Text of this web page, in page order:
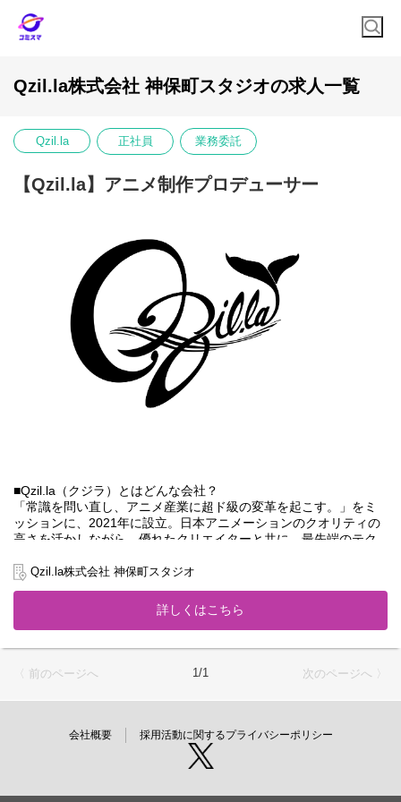
Qzil.la株式会社 神保町スタジオの求人一覧
Qzil.la 正社員 業務委託
【Qzil.la】アニメ制作プロデューサー
■Qzil.la（クジラ）とはどんな会社？
「常識を問い直し、アニメ産業に超ド級の変革を起こす。」をミ
ッションに、2021年に設立。日本アニメーションのクオリティの
高さを活かしながら、優れたクリエイターと共に、最先端のテク
すコンテンツスタジオです。
設立から5年。ショートアニメの実績をもとに、グローバル、シリ
ーズ・長編アニメ、その他各種プロデュース作品を手掛ける中
で、独自のポジションを築き、大きく成長をしてきました。
■本ポジションの特性とミッション
Qzil.laでは、優れた作品は優れたクリエイターから生み出されると
いう考えの下、業界の最も旬なクリエイターや各種パートナー企
業と連携し、強固な制作チームを組成しています。本ポジション
指し続け、案件ごとに最適化したコンテンツ制作体制を構築し、
作品づくりに向き合っていただくことを期待します。
・ビックリクオリティ
Qzil.la株式会社 神保町スタジオ
詳しくはこちら
〈 前のページへ 1/1 次のページへ 〉
会社概要 採用活動に関するプライバシーポリシー